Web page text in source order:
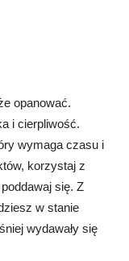
opanować.
i cierpliwość.
wymaga czasu i
korzystaj z
się. Z
w stanie
wydawały się